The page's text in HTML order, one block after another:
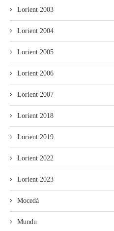
Lorient 2003
Lorient 2004
Lorient 2005
Lorient 2006
Lorient 2007
Lorient 2018
Lorient 2019
Lorient 2022
Lorient 2023
Mocedá
Mundu